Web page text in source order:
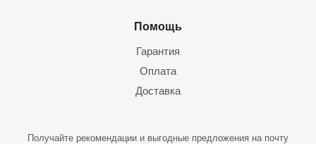
Помощь
Гарантия
Оплата
Доставка
Получайте рекомендации и выгодные предложения на почту